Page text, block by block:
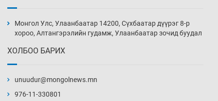
3 цаг 58 мин
18 цаг 27 мин
Монгол Улс, Улаанбаатар 14200, Сүхбаатар дүүрэг 8-р
хороо, Алтангэрэлийн гудамж, Улаанбаатар зочид буудал
ХОЛБОО БАРИХ
unuudur@mongolnews.mn
976-11-330801